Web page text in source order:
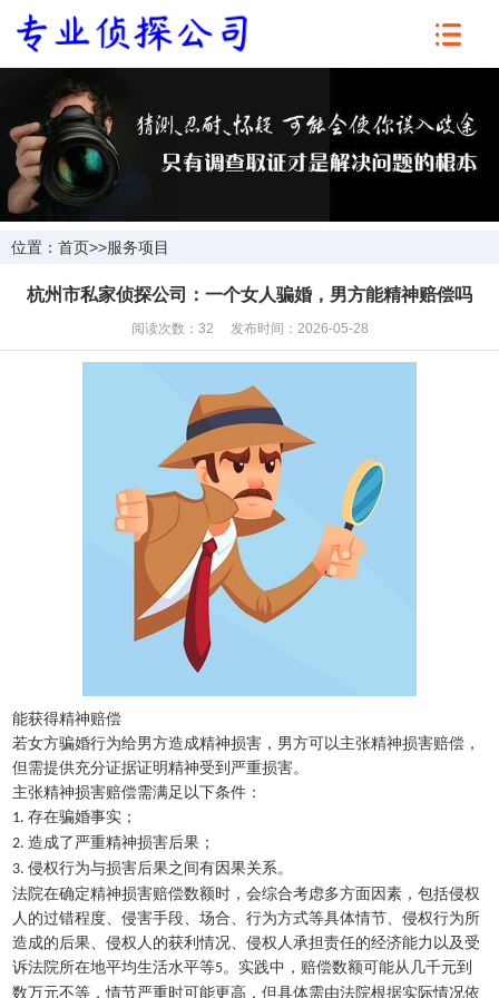
位置： 首页>>服务项目
杭州市私家侦探公司：一个女人骗婚，男方能精神赔偿吗
阅读次数：32 发布时间：2026-05-28
能获得精神赔偿
若女方骗婚行为给男方造成精神损害，男方可以主张精神损害赔偿，
但需提供充分证据证明精神受到严重损害。
主张精神损害赔偿需满足以下条件：
1.存在骗婚事实；
2.造成了严重精神损害后果；
3.侵权行为与损害后果之间有因果关系。
法院在确定精神损害赔偿数额时，会综合考虑多方面因素，包括侵权
人的过错程度、侵害手段、场合、行为方式等具体情节、侵权行为所
造成的后果、侵权人的获利情况、侵权人承担责任的经济能力以及受
诉法院所在地平均生活水平等5。实践中，赔偿数额可能从几千元到
数万元不等，情节严重时可能更高，但具体需由法院根据实际情况依